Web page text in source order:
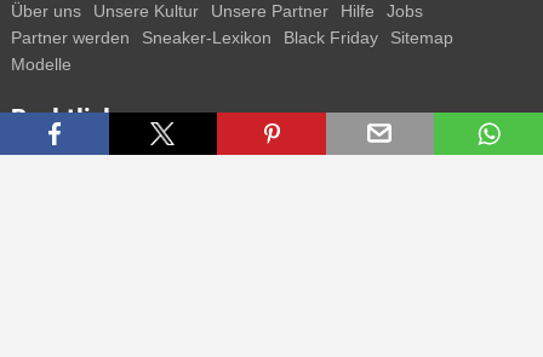
Über uns Unsere Kultur Unsere Partner Hilfe
Jobs
Partner werden
Sneaker-Lexikon Black Friday
Sitemap
Modelle
Rechtliches
AGB Datenschutz Impressum Kontakt